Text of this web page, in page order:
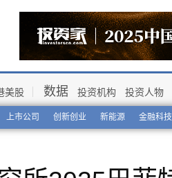
上市公司 创新创业 新能源 金融科技
美股 数据 投资机构 投资人物